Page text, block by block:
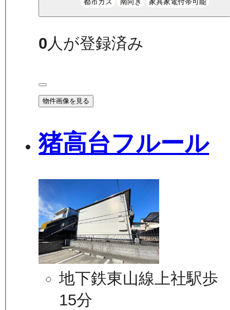
0 人が登録済み
物件画像を見る
猪高台フルール
地下鉄東山線上社駅歩
15分